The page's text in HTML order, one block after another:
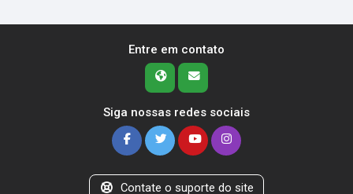
Entre em contato
Siga nossas redes sociais
Contate o suporte do site